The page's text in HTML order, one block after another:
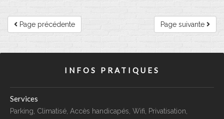
Page suivante
Page précédente
INFOS PRATIQUES
Services
Parking, Climatisé, Accès handicapés, Wifi, Privatisation,